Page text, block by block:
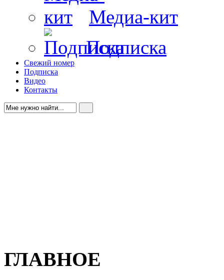
Медиа-кит
Подписка
Свежий номер
Подписка
Видео
Контакты
ГЛАВНОЕ